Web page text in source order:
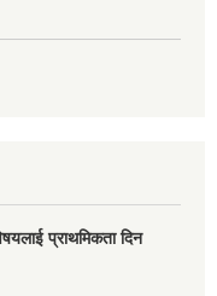
प्राथमिकता दिन